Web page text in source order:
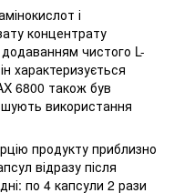
і
концентрату
чистого L-
характеризується
6800 також був
використання
продукту приблизно
відразу після
по 4 капсули 2 рази